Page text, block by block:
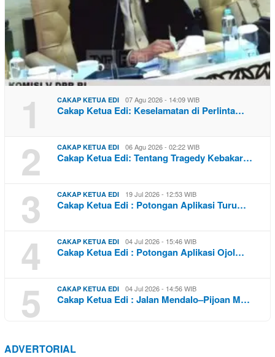
1 CAKAP KETUA EDI 07 Agu 2026 - 14:09 WIB
Cakap Ketua Edi: Keselamatan di Perlinta…
2 CAKAP KETUA EDI 06 Agu 2026 - 02:22 WIB
Cakap Ketua Edi: Tentang Tragedy Kebakar…
3 CAKAP KETUA EDI 19 Jul 2026 - 12:53 WIB
Cakap Ketua Edi : Potongan Aplikasi Turu…
4 CAKAP KETUA EDI 04 Jul 2026 - 15:46 WIB
Cakap Ketua Edi : Potongan Aplikasi Ojol…
5 CAKAP KETUA EDI 04 Jul 2026 - 14:56 WIB
Cakap Ketua Edi : Jalan Mendalo–Pijoan M…
ADVERTORIAL